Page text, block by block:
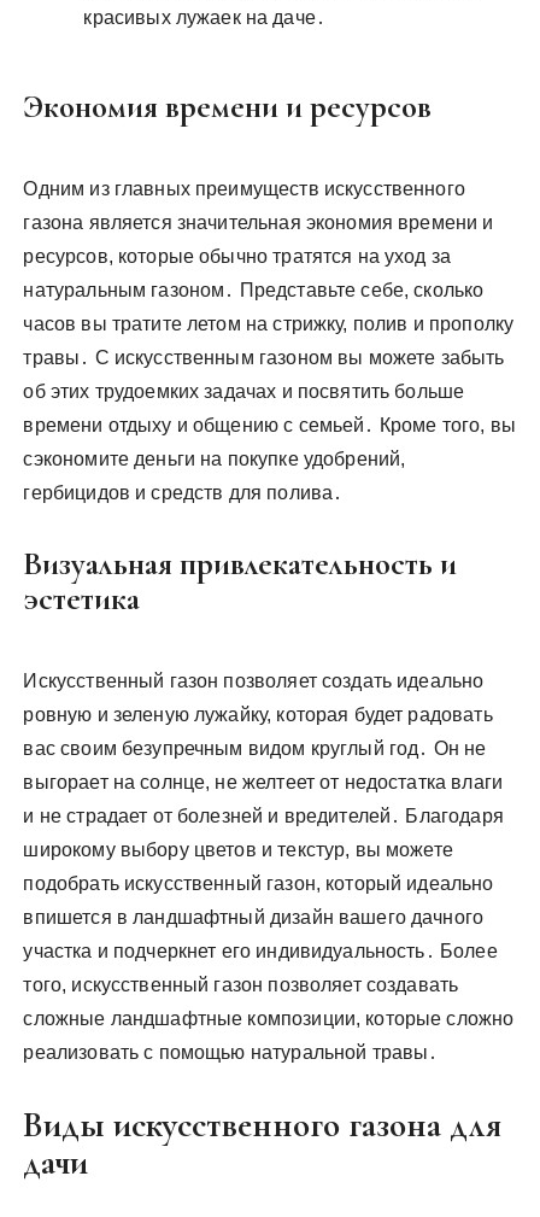
красивых лужаек на даче․
Экономия времени и ресурсов
Одним из главных преимуществ искусственного
газона является значительная экономия времени и
ресурсов, которые обычно тратятся на уход за
натуральным газоном․ Представьте себе, сколько
часов вы тратите летом на стрижку, полив и прополку
травы․ С искусственным газоном вы можете забыть
об этих трудоемких задачах и посвятить больше
времени отдыху и общению с семьей․ Кроме того, вы
сэкономите деньги на покупке удобрений,
гербицидов и средств для полива․
Визуальная привлекательность и
эстетика
Искусственный газон позволяет создать идеально
ровную и зеленую лужайку, которая будет радовать
вас своим безупречным видом круглый год․ Он не
выгорает на солнце, не желтеет от недостатка влаги
и не страдает от болезней и вредителей․ Благодаря
широкому выбору цветов и текстур, вы можете
подобрать искусственный газон, который идеально
впишется в ландшафтный дизайн вашего дачного
участка и подчеркнет его индивидуальность․ Более
того, искусственный газон позволяет создавать
сложные ландшафтные композиции, которые сложно
реализовать с помощью натуральной травы․
Виды искусственного газона для
дачи